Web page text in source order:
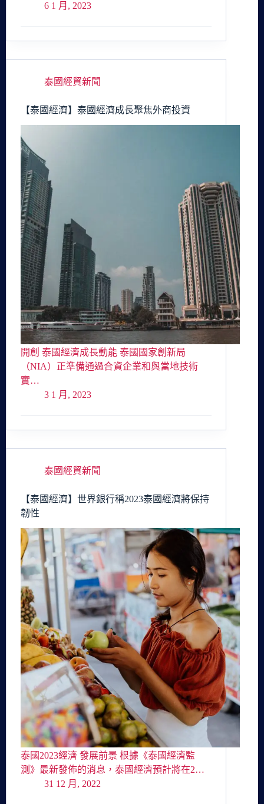
6 1 月, 2023
泰國經貿新聞
【泰國經濟】泰國經濟成長聚焦外商投資
開創 泰國經濟成長動能 泰國國家創新局
（NIA）正準備通過合資企業和與當地技術
實…
3 1 月, 2023
泰國經貿新聞
【泰國經濟】世界銀行稱2023泰國經濟將保持
韌性
泰國2023經濟 發展前景 根據《泰國經濟監
測》最新發佈的消息，泰國經濟預計將在2…
31 12 月, 2022